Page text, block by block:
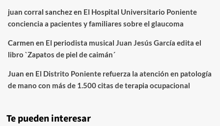
juan corral sanchezen El Hospital Universitario Poniente
conciencia a pacientes y familiares sobre el glaucoma
Carmen en El periodista musical Juan Jesús García edita el
libro `Zapatos de piel de caimán´
Juan en El Distrito Poniente refuerza la atención en patología
de mano con más de 1.500 citas de terapia ocupacional
Te pueden interesar